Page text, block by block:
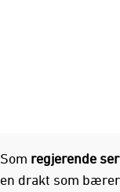
Som regjerende
en drakt som